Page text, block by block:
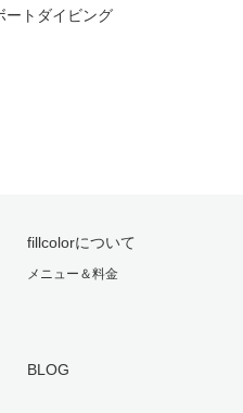
トダイビング
fillcolorについて
メニュー＆料金
BLOG